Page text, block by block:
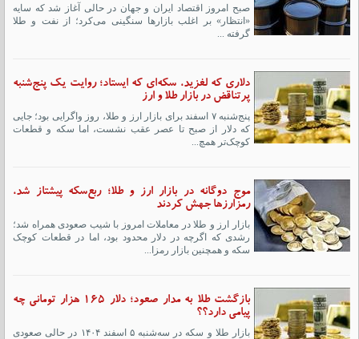
صبح امروز اقتصاد ایران و جهان در حالی آغاز شد که سایه
«انتظار» بر اغلب بازارها سنگینی می‌کرد؛ از نفت و طلا
گرفته ...
دلاری که لغزید، سکه‌ای که ایستاد؛ روایت یک پنج‌شنبه
پرتناقض در بازار طلا و ارز
پنج‌شنبه ۷ اسفند برای بازار ارز و طلا، روز واگرایی بود؛ جایی
که دلار از صبح تا عصر عقب نشست، اما سکه و قطعات
کوچک‌تر همچ...
موج دوگانه در بازار ارز و طلا؛ ربع‌سکه پیشتاز شد،
رمزارزها جهش کردند
بازار ارز و طلا در معاملات امروز با شیب صعودی همراه شد؛
رشدی که اگرچه در دلار محدود بود، اما در قطعات کوچک
سکه و همچنین بازار رمزا...
بازگشت طلا به مدار صعود؛ دلار ۱۶۵ هزار تومانی چه
پیامی دارد؟؟
بازار طلا و سکه در سه‌شنبه ۵ اسفند ۱۴۰۴ در حالی صعودی